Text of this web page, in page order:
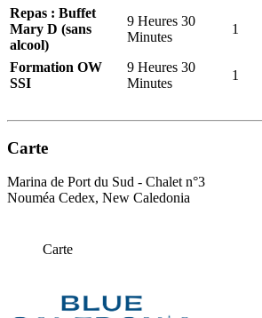
Repas : Buffet
Mary D (sans
alcool)
9 Heures 30
Minutes
1
Formation OW
SSI
9 Heures 30
Minutes
1
Carte
Marina de Port du Sud - Chalet n°3
Nouméa Cedex, New Caledonia
Carte